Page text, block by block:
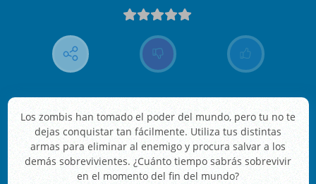
Los zombis han tomado el poder del mundo, pero tu no te
dejas conquistar tan fácilmente. Utiliza tus distintas
armas para eliminar al enemigo y procura salvar a los
demás sobrevivientes. ¿Cuánto tiempo sabrás sobrevivir
en el momento del fin del mundo?